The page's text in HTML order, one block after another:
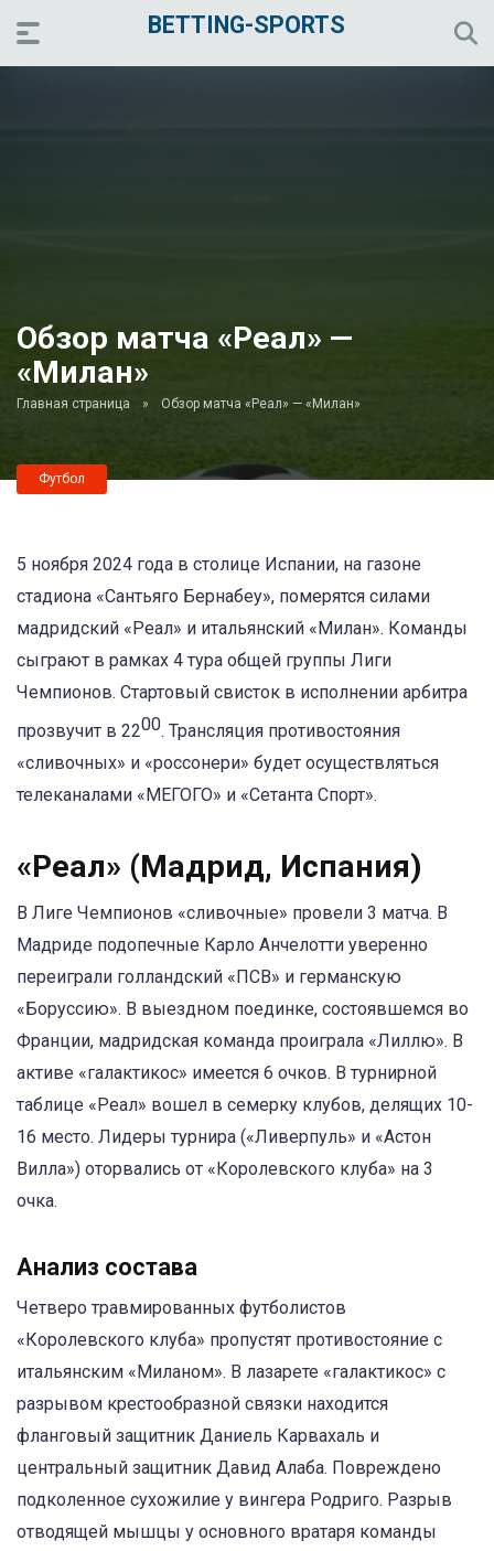
BETTING-SPORTS
Обзор матча «Реал» —
«Милан»
Главная страница » Обзор матча «Реал» — «Милан»
Футбол
5 ноября 2024 года в столице Испании, на газоне
стадиона «Сантьяго Бернабеу», померятся силами
мадридский «Реал» и итальянский «Милан». Команды
сыграют в рамках 4 тура общей группы Лиги
Чемпионов. Стартовый свисток в исполнении арбитра
прозвучит в 2200. Трансляция противостояния
«сливочных» и «россонери» будет осуществляться
телеканалами «МЕГОГО» и «Сетанта Спорт».
«Реал» (Мадрид, Испания)
В Лиге Чемпионов «сливочные» провели 3 матча. В
Мадриде подопечные Карло Анчелотти уверенно
переиграли голландский «ПСВ» и германскую
«Боруссию». В выездном поединке, состоявшемся во
Франции, мадридская команда проиграла «Лиллю». В
активе «галактикос» имеется 6 очков. В турнирной
таблице «Реал» вошел в семерку клубов, делящих 10-
16 место. Лидеры турнира («Ливерпуль» и «Астон
Вилла») оторвались от «Королевского клуба» на 3
очка.
Анализ состава
Четверо травмированных футболистов
«Королевского клуба» пропустят противостояние с
итальянским «Миланом». В лазарете «галактикос» с
разрывом крестообразной связки находится
фланговый защитник Даниель Карвахаль и
центральный защитник Давид Алаба. Повреждено
подколенное сухожилие у вингера Родриго. Разрыв
отводящей мышцы у основного вратаря команды